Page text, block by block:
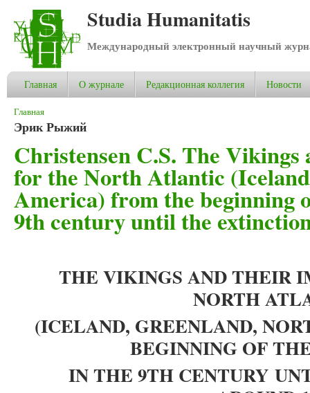
Studia Humanitatis
Международный электронный научный
Главная О журнале Редакционная коллегия Новости
Вы здесь
Главная
Эрик Рыжий
Christensen C.S. The
for the North Atlantic
America) from the beginning
9th century until the
THE VIKINGS AND THEIR
NORTH
(ICELAND, GREENLAND,
BEGINNING OF
IN THE 9TH CENTURY